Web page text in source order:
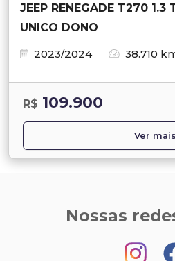
JEEP RENEGADE T270 1.3
UNICO DONO
2023/2024
38.710
R$ 109.900
Ver mais
Nossas